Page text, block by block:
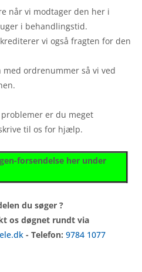
når vi modtager den her i
i behandlingstid.
vi også fragten for den
ordrenummer så vi ved
er du meget
til os for hjælp.
forsendelse her under
du søger ?
os døgnet rundt via
- Telefon: 9784 1077